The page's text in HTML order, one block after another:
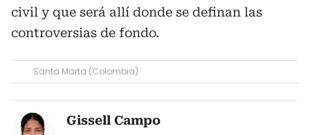
civil y que será allí donde se definan las
controversias de fondo.
Santa Marta (Colombia)
Gissell Campo